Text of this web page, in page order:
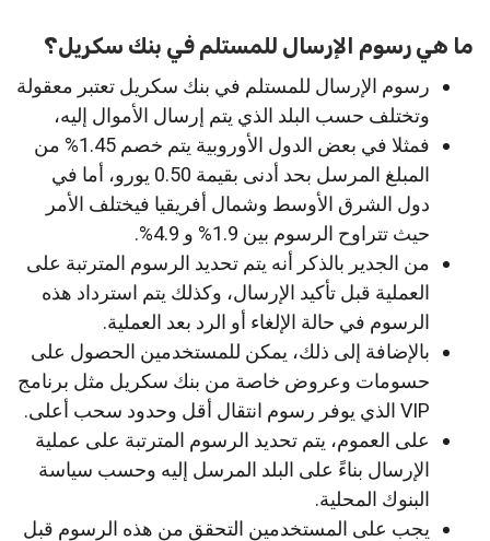
ما هي رسوم الإرسال للمستلم في بنك سكريل؟
رسوم الإرسال للمستلم في بنك سكريل تعتبر معقولة
وتختلف حسب البلد الذي يتم إرسال الأموال إليه،
فمثلا في بعض الدول الأوروبية يتم خصم 1.45% من
المبلغ المرسل بحد أدنى بقيمة 0.50 يورو، أما في
دول الشرق الأوسط وشمال أفريقيا فيختلف الأمر
حيث تتراوح الرسوم بين 1.9% و 4.9%.
من الجدير بالذكر أنه يتم تحديد الرسوم المترتبة على
العملية قبل تأكيد الإرسال، وكذلك يتم استرداد هذه
الرسوم في حالة الإلغاء أو الرد بعد العملية.
بالإضافة إلى ذلك، يمكن للمستخدمين الحصول على
حسومات وعروض خاصة من بنك سكريل مثل برنامج
VIP الذي يوفر رسوم انتقال أقل وحدود سحب أعلى.
على العموم، يتم تحديد الرسوم المترتبة على عملية
الإرسال بناءً على البلد المرسل إليه وحسب سياسة
البنوك المحلية.
يجب على المستخدمين التحقق من هذه الرسوم قبل